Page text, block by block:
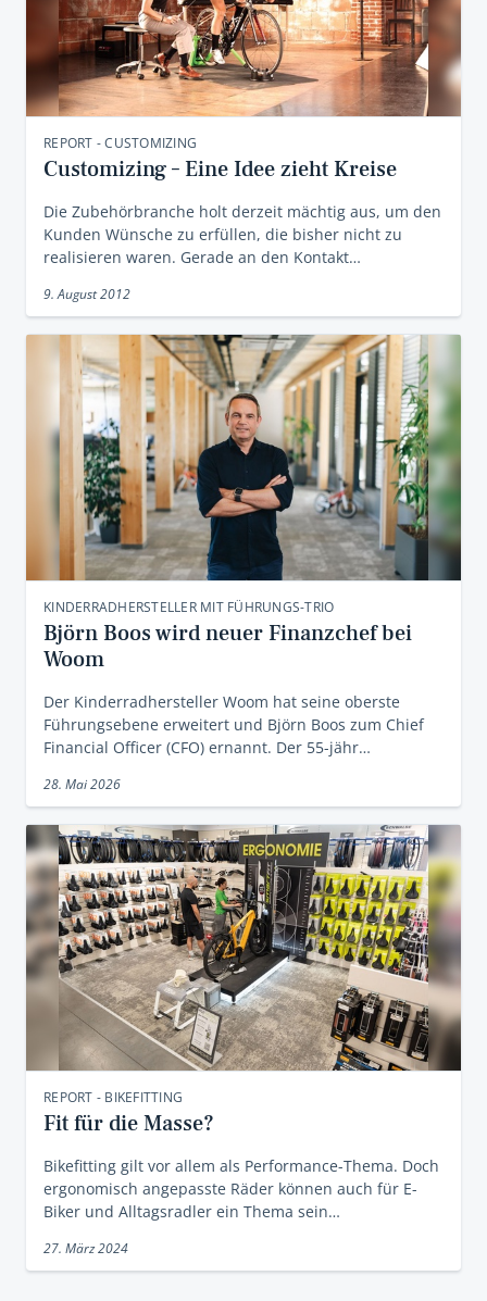
REPORT - CUSTOMIZING
Customizing – Eine Idee zieht Kreise
Die Zubehörbranche holt derzeit mächtig aus, um den
Kunden Wünsche zu erfüllen, die bisher nicht zu
realisieren waren. Gerade an den Kontakt…
9. August 2012
KINDERRADHERSTELLER MIT FÜHRUNGS-TRIO
Björn Boos wird neuer Finanzchef bei
Woom
Der Kinderradhersteller Woom hat seine oberste
Führungsebene erweitert und Björn Boos zum Chief
Financial Officer (CFO) ernannt. Der 55-jähr…
28. Mai 2026
REPORT - BIKEFITTING
Fit für die Masse?
Bikefitting gilt vor allem als Performance-Thema. Doch
ergonomisch angepasste Räder können auch für E-
Biker und Alltagsradler ein Thema sein…
27. März 2024